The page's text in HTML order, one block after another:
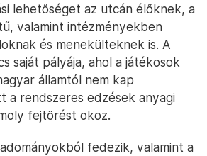
lehetőséget az utcán élőknek, a
valamint intézményekben
és menekülteknek is. A
saját pályája, ahol a játékosok
államtól nem kap
a rendszeres edzések anyagi
fejtörést okoz.
fedezik, valamint a